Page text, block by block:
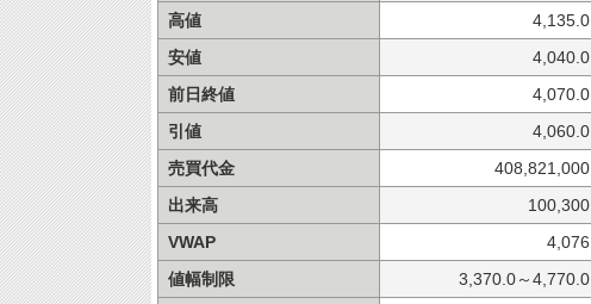
高値
4,135.0
安値
4,040.0
前日終値
4,070.0
引値
4,060.0
売買代金
408,821,000
出来高
100,300
VWAP
4,076
値幅制限
3,370.0～4,770.0